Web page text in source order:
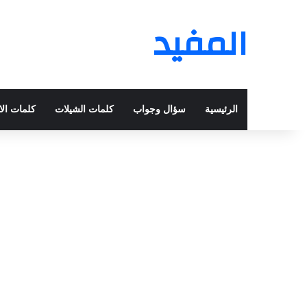
المفيد
الرئيسية سؤال وجواب كلمات الشيلات كلمات